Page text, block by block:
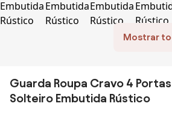
Mostrar
Guarda Roupa Cravo 4
Solteiro Embutida Rústico